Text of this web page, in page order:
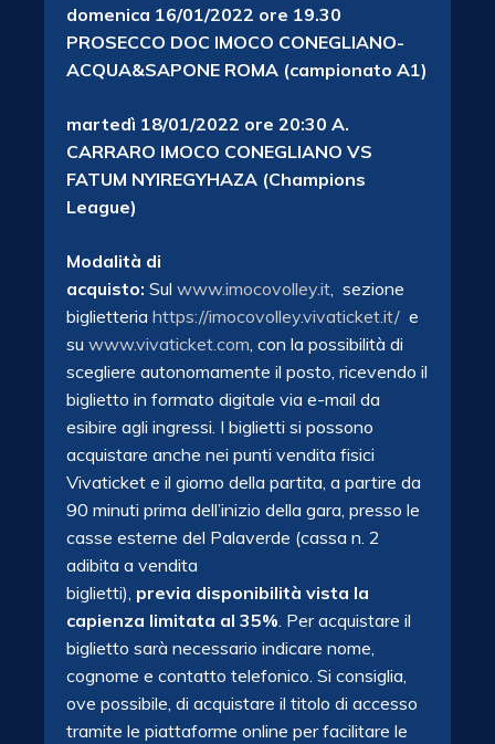
domenica 16/01/2022 ore 19.30
PROSECCO DOC IMOCO CONEGLIANO-
ACQUA&SAPONE ROMA (campionato A1)
martedì 18/01/2022 ore 20:30 A.
CARRARO IMOCO CONEGLIANO VS
FATUM NYIREGYHAZA (Champions
League)
Modalità di
acquisto: Sul www.imocovolley.it, sezione
biglietteria https://imocovolley.vivaticket.it/ e
su www.vivaticket.com, con la possibilità di
scegliere autonomamente il posto, ricevendo il
biglietto in formato digitale via e-mail da
esibire agli ingressi. I biglietti si possono
acquistare anche nei punti vendita fisici
Vivaticket e il giorno della partita, a partire da
90 minuti prima dell’inizio della gara, presso le
casse esterne del Palaverde (cassa n. 2
adibita a vendita
biglietti), previa disponibilità vista la
capienza limitata al 35%. Per acquistare il
biglietto sarà necessario indicare nome,
cognome e contatto telefonico. Si consiglia,
ove possibile, di acquistare il titolo di accesso
tramite le piattaforme online per facilitare le